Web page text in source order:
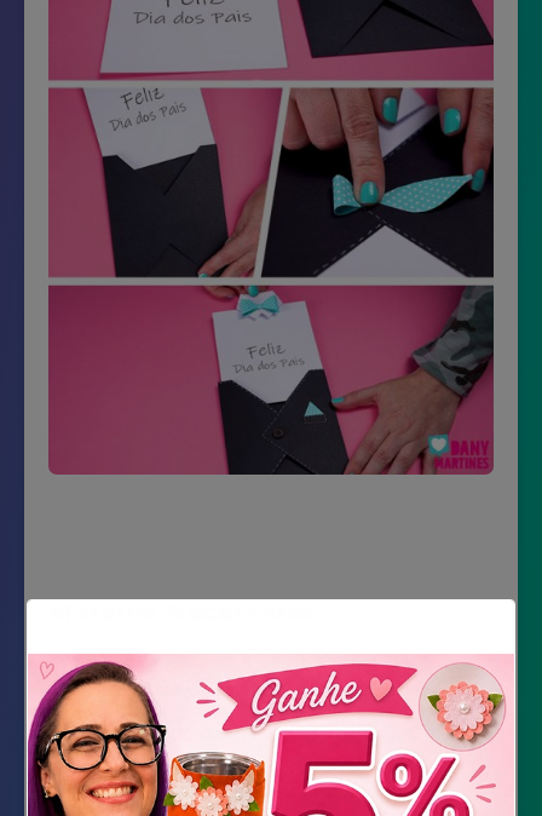
Color set preto, branco e estampado
Impressão do molde
Cola de silicone líquida